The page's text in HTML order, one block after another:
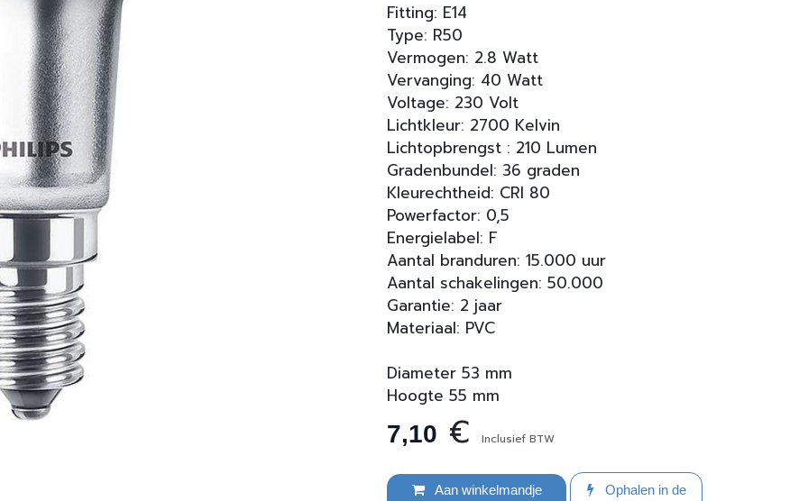
Fitting: E14
Type: R50
Vermogen: 2.8 Watt
Vervanging: 40 Watt
Voltage: 230 Volt
Lichtkleur: 2700 Kelvin
Lichtopbrengst : 210 Lumen
Gradenbundel: 36 graden
Kleurechtheid: CRI 80
Powerfactor: 0,5
Energielabel: F
Aantal branduren: 15.000 uur
Aantal schakelingen: 50.000
Garantie: 2 jaar
Materiaal: PVC
Diameter 53 mm
Hoogte 55 mm
7,10 € Inclusief BTW
Aan winkelmandje
Ophalen in de